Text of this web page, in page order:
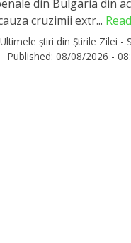
din Bulgaria din
cruzimii extr...
Ultimele știri din Știrile Zilei -
Published: 08/08/2026 -